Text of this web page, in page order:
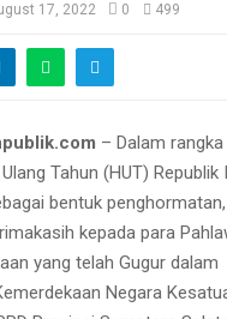
17, 2022 0 499
– Dalam rangka
Tahun (HUT) Republik
bentuk
kepada para
yang telah Gugur dalam
Negara